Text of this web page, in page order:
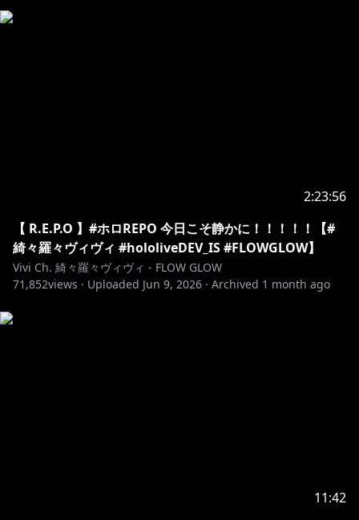
2:23:56
【 R.E.P.O 】#ホロREPO 今日こそ静かに！！！！！【#
綺々羅々ヴィヴィ #hololiveDEV_IS #FLOWGLOW】
Vivi Ch. 綺々羅々ヴィヴィ - FLOW GLOW
71,852views · Uploaded Jun 9, 2026 · Archived 1 month ago
11:42